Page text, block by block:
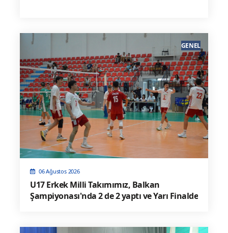
06 Ağustos 2026
U17 Erkek Milli Takımımız, Balkan
Şampiyonası'nda 2 de 2 yaptı ve Yarı Finalde
GENEL